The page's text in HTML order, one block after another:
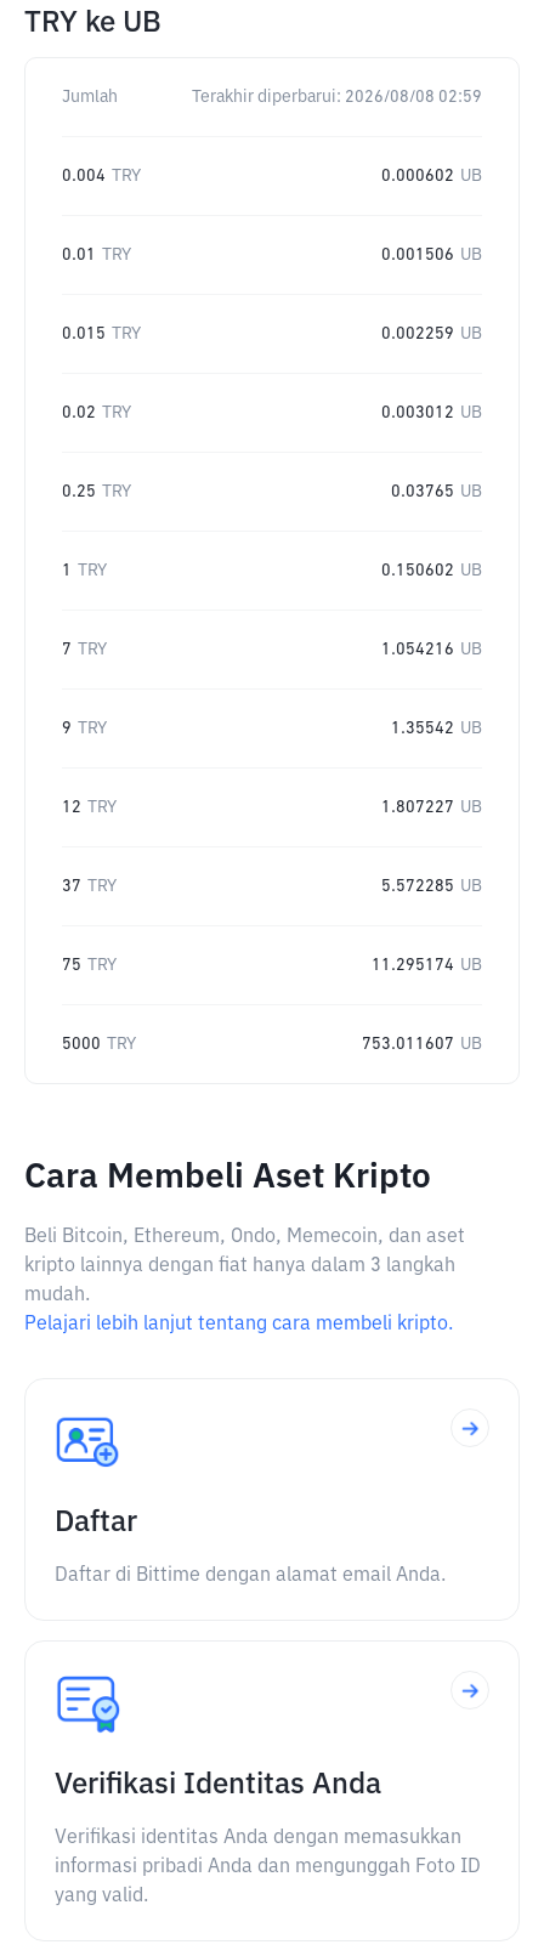
TRY ke UB
Jumlah Terakhir diperbarui: 2026/08/08 02:59
0.004 TRY 0.000602 UB
0.01 TRY 0.001506 UB
0.015 TRY 0.002259 UB
0.02 TRY 0.003012 UB
0.25 TRY 0.03765 UB
1 TRY 0.150602 UB
7 TRY 1.054216 UB
9 TRY 1.35542 UB
12 TRY 1.807227 UB
37 TRY 5.572285 UB
75 TRY 11.295174 UB
5000 TRY 753.011607 UB
Cara Membeli Aset Kripto
Beli Bitcoin, Ethereum, Ondo, Memecoin, dan aset
kripto lainnya dengan fiat hanya dalam 3 langkah
mudah.
Pelajari lebih lanjut tentang cara membeli kripto.
Daftar
Daftar di Bittime dengan alamat email Anda.
Verifikasi Identitas Anda
Verifikasi identitas Anda dengan memasukkan
informasi pribadi Anda dan mengunggah Foto ID
yang valid.